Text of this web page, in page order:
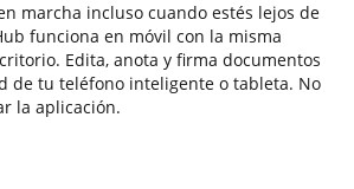
marcha incluso cuando estés lejos de
funciona en móvil con la misma
Edita, anota y firma documentos
de tu teléfono inteligente o tableta. No
la aplicación.